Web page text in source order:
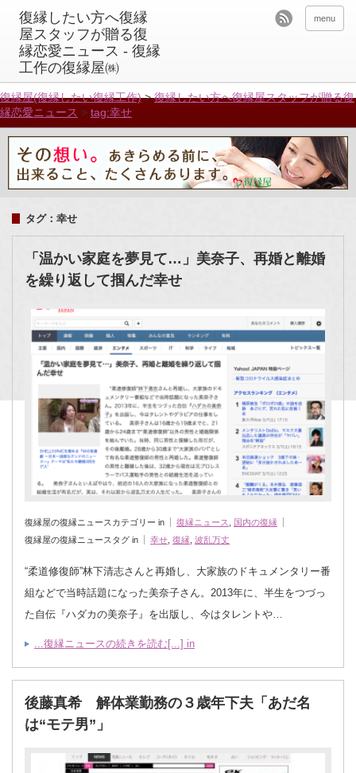
menu
復縁屋(復縁したい復縁工作)>復縁したい方へ復縁屋スタッフが贈る復
縁恋愛ニュース > tag:幸せ
タグ：幸せ
「温かい家庭を夢見て…」美奈子、再婚と離婚
を繰り返して掴んだ幸せ
復縁屋の復縁ニュースカテゴリー in 復縁ニュース
国内の復縁
復縁屋の復縁ニュースタグ in
幸せ 復縁 波乱万丈
“柔道修復師”林下清志さんと再婚し、大家族のドキュメンタリー番
組などで当時話題になった美奈子さん。2013年に、半生をつづっ
た自伝『ハダカの美奈子』を出版し、今はタレントや…
...復縁ニュースの続きを読む[...] in
後藤真希 解体業勤務の３歳年下夫「あだ名
は“モテ男”」